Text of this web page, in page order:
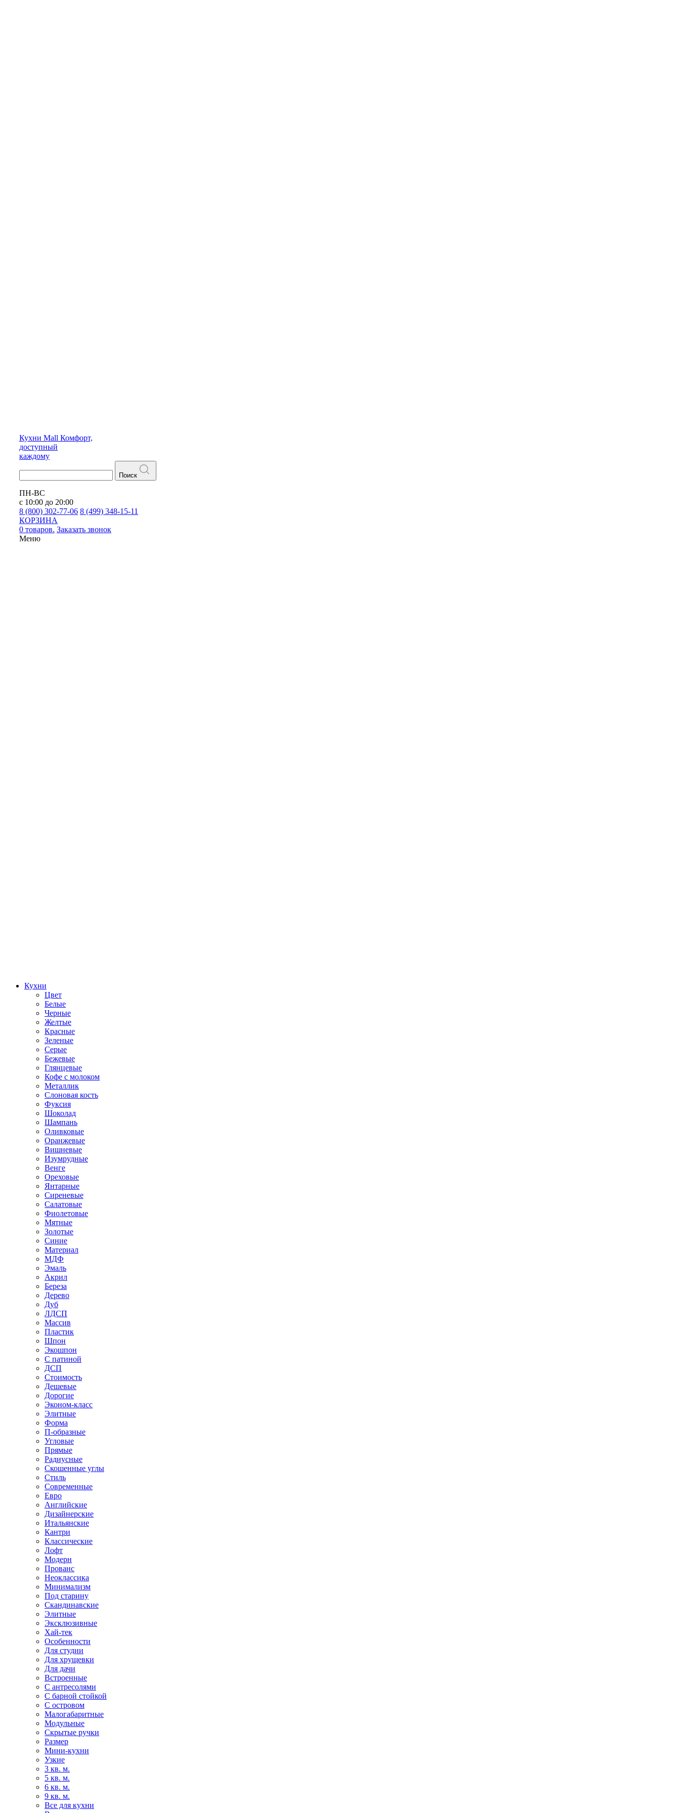
Кухни Mall Комфорт,
доступный
каждому
Поиск
ПН-ВС
с 10:00 до 20:00
8 (800) 302-77-06 8 (499) 348-15-11
КОРЗИНА
0 товаров. Заказать звонок
Меню
Кухни
Цвет
Белые
Черные
Желтые
Красные
Зеленые
Серые
Бежевые
Глянцевые
Кофе с молоком
Металлик
Слоновая кость
Фуксия
Шоколад
Шампань
Оливковые
Оранжевые
Вишневые
Изумрудные
Венге
Ореховые
Янтарные
Сиреневые
Салатовые
Фиолетовые
Мятные
Золотые
Синие
Материал
МДФ
Эмаль
Акрил
Береза
Дерево
Дуб
ЛДСП
Массив
Пластик
Шпон
Экошпон
С патиной
ДСП
Стоимость
Дешевые
Дорогие
Эконом-класс
Элитные
Форма
П-образные
Угловые
Прямые
Радиусные
Скошенные углы
Стиль
Современные
Евро
Английские
Дизайнерские
Итальянские
Кантри
Классические
Лофт
Модерн
Прованс
Неоклассика
Минимализм
Под старину
Скандинавские
Элитные
Эксклюзивные
Хай-тек
Особенности
Для студии
Для хрущевки
Для дачи
Встроенные
С антресолями
С барной стойкой
С островом
Малогабаритные
Модульные
Скрытые ручки
Размер
Мини-кухни
Узкие
3 кв. м.
5 кв. м.
6 кв. м.
9 кв. м.
Все для кухни